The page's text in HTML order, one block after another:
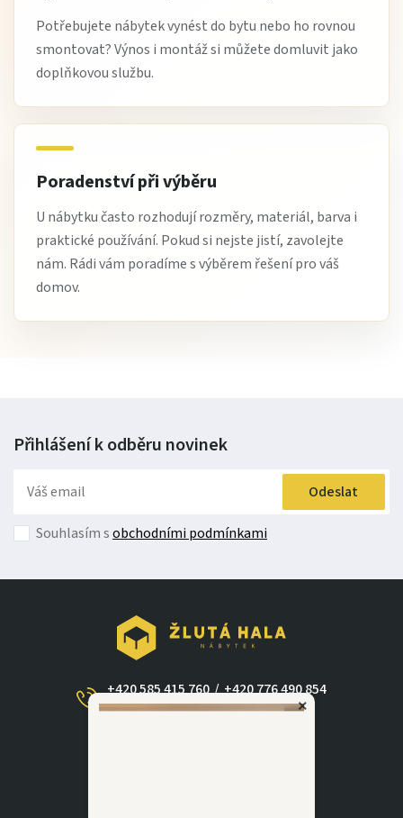
Potřebujete nábytek vynést do bytu nebo ho rovnou
smontovat? Výnos i montáž si můžete domluvit jako
doplňkovou službu.
Poradenství při výběru
U nábytku často rozhodují rozměry, materiál, barva i
praktické používání. Pokud si nejste jistí, zavolejte
nám. Rádi vám poradíme s výběrem řešení pro váš
domov.
Přihlášení k odběru novinek
Odeslat
Souhlasím sobchodními podmínkami
+420 585 415 760
(Po - Ne 09:00-17:30)
/ +420 776 490 854
×